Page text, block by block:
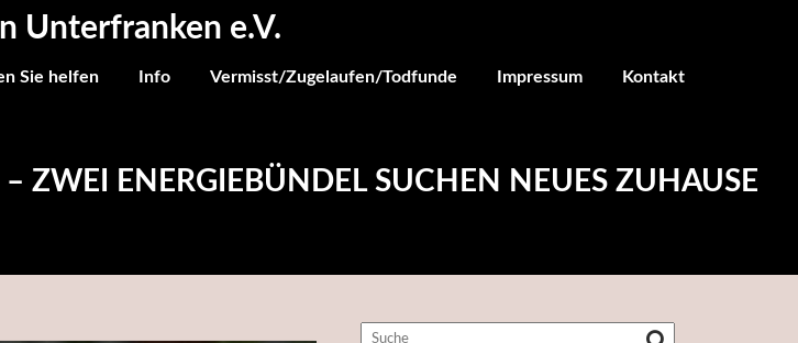
Unterfranken e.V.
Sie helfen Info Vermisst/Zugelaufen/Todfunde Impressum Kontakt
ZWEI ENERGIEBÜNDEL SUCHEN NEUES ZUHAUSE